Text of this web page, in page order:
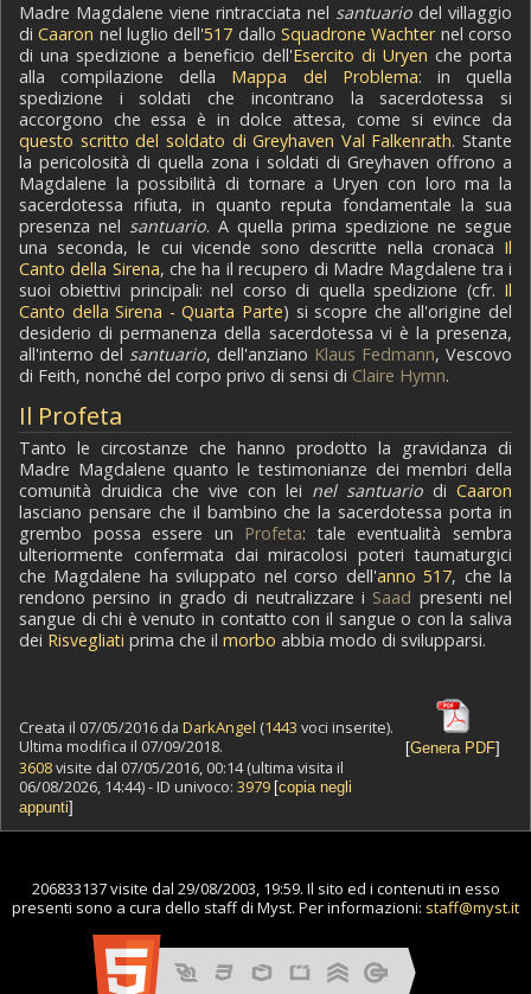
Madre Magdalene viene rintracciata nel santuario del villaggio
diCaaron nel luglio dell'517 dalloSquadrone Wachternel corso
di una spedizione a beneficio dell'Esercito di Uryen che porta
alla compilazione della Mappa del Problema: in quella
spedizione i soldati che incontrano la sacerdotessa si
accorgono che essa è in dolce attesa, come si evince da
questo scritto del soldato di Greyhaven Val Falkenrath. Stante
la pericolosità di quella zona i soldati di Greyhaven offrono a
Magdalene la possibilità di tornare a Uryen con loro ma la
sacerdotessa rifiuta, in quanto reputa fondamentale la sua
presenza nel santuario. A quella prima spedizione ne segue
una seconda, le cui vicende sono descritte nella cronaca Il
Canto della Sirena, che ha il recupero di Madre Magdalene tra i
suoi obiettivi principali: nel corso di quella spedizione (cfr. Il
Canto della Sirena - Quarta Parte) si scopre che all'origine del
desiderio di permanenza della sacerdotessa vi è la presenza,
all'interno del santuario, dell'anziano Klaus Fedmann, Vescovo
di Feith, nonché del corpo privo di sensi di Claire Hymn.
Il Profeta
Tanto le circostanze che hanno prodotto la gravidanza di
Madre Magdalene quanto le testimonianze dei membri della
comunità druidica che vive con lei nel santuario di Caaron
lasciano pensare che il bambino che la sacerdotessa porta in
grembo possa essere un Profeta: tale eventualità sembra
ulteriormente confermata dai miracolosi poteri taumaturgici
che Magdalene ha sviluppato nel corso dell'anno 517, che la
rendono persino in grado di neutralizzare i Saad presenti nel
sangue di chi è venuto in contatto con il sangue o con la saliva
dei Risvegliati prima che il morbo abbia modo di svilupparsi.
Creata il 07/05/2016 da DarkAngel (1443 voci inserite).
Ultima modifica il 07/09/2018.
3608visite dal 07/05/2016, 00:14 (ultima visita il
06/08/2026, 14:44) - ID univoco: 3979 [copia negli
appunti]
[Genera PDF]
206833137 visite dal 29/08/2003, 19:59. Il sito ed i contenuti in esso
presenti sono a cura dello staff di Myst. Per informazioni: staff@myst.it